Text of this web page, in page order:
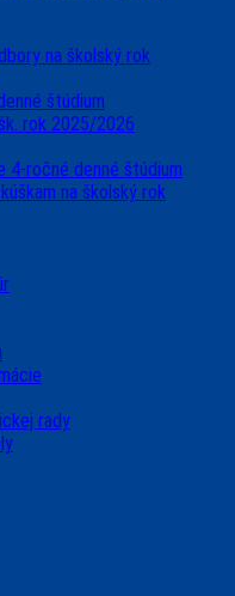
na školský rok
štúdium
rok 2025/2026
4-ročné denné štúdium
na školský rok
rady